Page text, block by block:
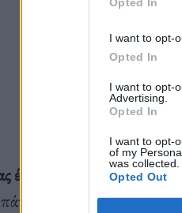
I want to opt-
Opted In
I want to opt-
Advertising.
Opted In
I want to opt-
of my
was collected.
Opted Out
• • •
έφερε στην Αθήνα;
σε τέτοιες